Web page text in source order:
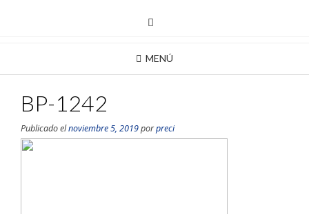
MENÚ
BP-1242
Publicado elnoviembre 5, 2019porpreci